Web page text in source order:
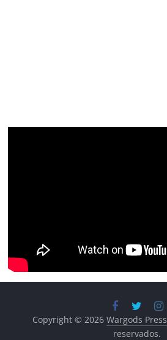
Copyright © 2026 Wargods Press
reservados.